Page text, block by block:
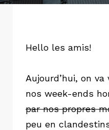
Hello les amis!
Aujourd’hui, on
nos week-ends
par nos propres
peu en